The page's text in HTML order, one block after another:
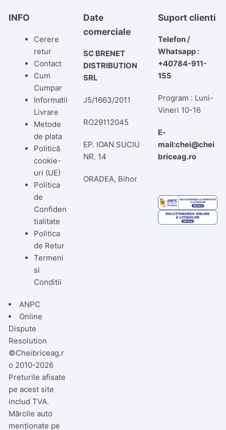
INFO
Cerere
retur
Contact
Cum
Cumpar
Informatii
Livrare
Metode
de plata
Politică
cookie-
uri (UE)
Politica
de
Confiden
tialitate
Politica
de Retur
Termeni
si
Conditii
ANPC
Online
Dispute
Resolution
Date
comerciale
SC BRENET
DISTRIBUTION
SRL
J5/1663/2011
RO29112045
EP. IOAN SUCIU
NR. 14
ORADEA, Bihor
Suport clienti
Telefon /
Whatsapp :
+40784-911-
155
Program : Luni-
Vineri 10-16
E-
mail:chei@chei
briceag.ro
©Cheibriceag.r
o 2010-2026
Preturile afisate
pe acest site
includ TVA.
Mărcile auto
menționate pe